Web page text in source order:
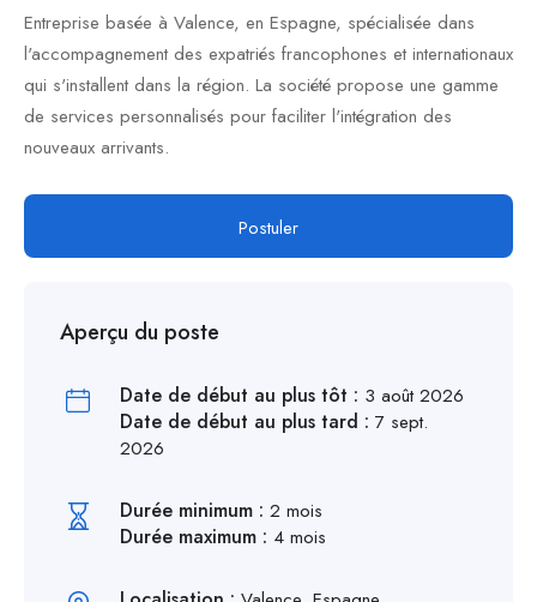
Entreprise basée à Valence, en Espagne, spécialisée dans
l'accompagnement des expatriés francophones et internationaux
qui s'installent dans la région. La société propose une gamme
de services personnalisés pour faciliter l'intégration des
nouveaux arrivants.
Postuler
Aperçu du poste
Date de début au plus tôt : 3 août 2026
Date de début au plus tard : 7 sept.
2026
Durée minimum : 2 mois
Durée maximum : 4 mois